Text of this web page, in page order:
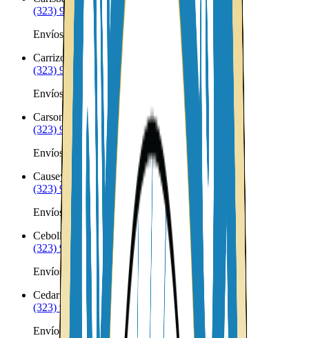
(323) 953-8100
Envíos a Nicaragua desde Carlsbad
Carrizozo
NM
(323) 953-8100
Envíos a Nicaragua desde Carrizozo
Carson
(323) 953-8100
Envíos a Nicaragua desde Carson
Causey
(323) 953-8100
Envíos a Nicaragua desde Causey
Cebolla
NM
(323) 953-8100
Envíos a Nicaragua desde Cebolla
Cedar Crest
NM
(323) 953-8100
Envíos a Nicaragua desde Cedar Crest